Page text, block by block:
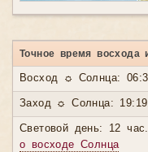
Точное время
Восход ☼ Солнца:
Заход ☼ Солнца:
Световой день: 12
о восходе Солнца